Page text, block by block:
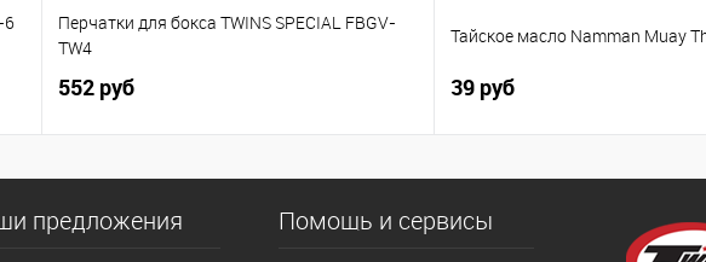
6
Перчатки для бокса TWINS SPECIAL FBGV-
TW4
552 руб
Тайское масло Namman Мuay
39 руб
предложения Помощь и сервисы